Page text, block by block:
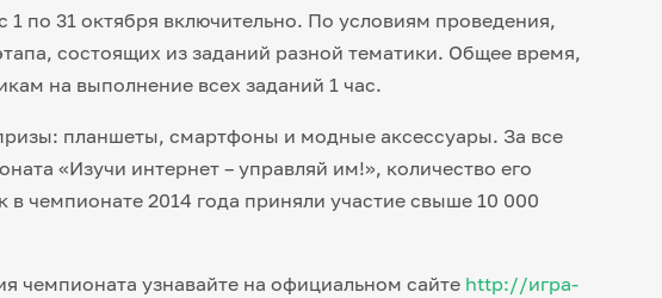
1 по 31 октября включительно. По условиям проведения,
состоящих из заданий разной тематики. Общее время,
на выполнение всех заданий 1 час.
планшеты, смартфоны и модные аксессуары. За все
«Изучи интернет – управляй им!», количество его
в чемпионате 2014 года приняли участие свыше 10 000
чемпионата узнавайте на официальном сайте http://игра-